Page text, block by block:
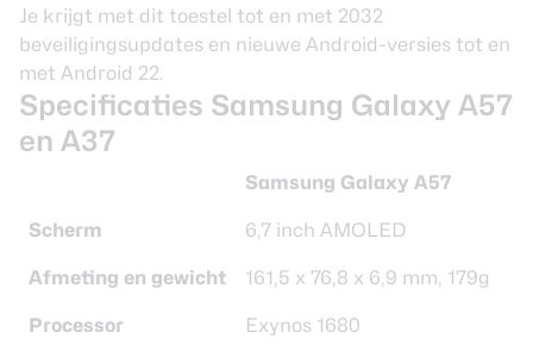
Je krijgt met dit toestel tot en met 2032
beveiligingsupdates en nieuwe Android-versies tot en
met Android 22.
Specificaties Samsung Galaxy A57
en A37
Samsung Galaxy A57
Scherm 6,7 inch AMOLED
Afmeting en gewicht 161,5 x 76,8 x 6,9 mm, 179g
Processor Exynos 1680